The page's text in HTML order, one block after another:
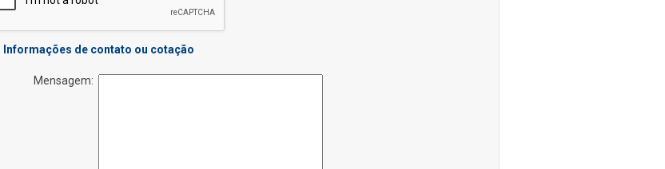
Informações de contato ou cotação
Mensagem: